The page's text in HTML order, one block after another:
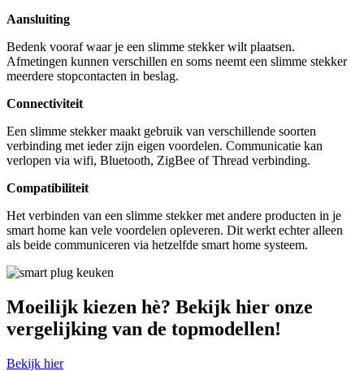
Aansluiting
Bedenk vooraf waar je een slimme stekker wilt plaatsen.
Afmetingen kunnen verschillen en soms neemt een slimme stekker
meerdere stopcontacten in beslag.
Connectiviteit
Een slimme stekker maakt gebruik van verschillende soorten
verbinding met ieder zijn eigen voordelen. Communicatie kan
verlopen via wifi, Bluetooth, ZigBee of Thread verbinding.
Compatibiliteit
Het verbinden van een slimme stekker met andere producten in je
smart home kan vele voordelen opleveren. Dit werkt echter alleen
als beide communiceren via hetzelfde smart home systeem.
Moeilijk kiezen hè? Bekijk hier onze
vergelijking van de topmodellen!
Bekijk hier